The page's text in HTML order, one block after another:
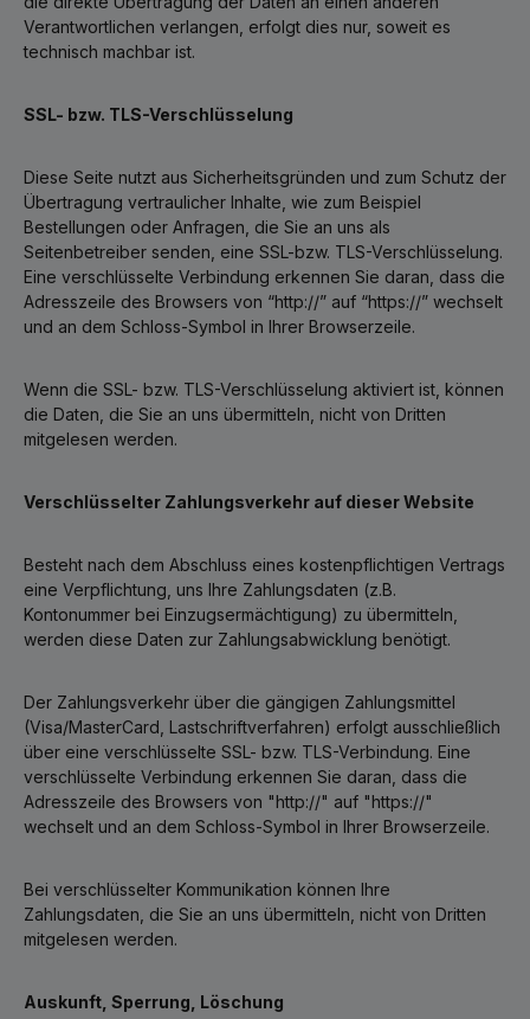
Verantwortlichen verlangen, erfolgt dies nur, soweit es
technisch machbar ist.
SSL- bzw. TLS-Verschlüsselung
Diese Seite nutzt aus Sicherheitsgründen und zum Schutz der
Übertragung vertraulicher Inhalte, wie zum Beispiel
Bestellungen oder Anfragen, die Sie an uns als
Seitenbetreiber senden, eine SSL-bzw. TLS-Verschlüsselung.
Eine verschlüsselte Verbindung erkennen Sie daran, dass die
Adresszeile des Browsers von “http://” auf “https://” wechselt
und an dem Schloss-Symbol in Ihrer Browserzeile.
Wenn die SSL- bzw. TLS-Verschlüsselung aktiviert ist, können
die Daten, die Sie an uns übermitteln, nicht von Dritten
mitgelesen werden.
Verschlüsselter Zahlungsverkehr auf dieser Website
Besteht nach dem Abschluss eines kostenpflichtigen Vertrags
eine Verpflichtung, uns Ihre Zahlungsdaten (z.B.
Kontonummer bei Einzugsermächtigung) zu übermitteln,
werden diese Daten zur Zahlungsabwicklung benötigt.
Der Zahlungsverkehr über die gängigen Zahlungsmittel
(Visa/MasterCard, Lastschriftverfahren) erfolgt ausschließlich
über eine verschlüsselte SSL- bzw. TLS-Verbindung. Eine
verschlüsselte Verbindung erkennen Sie daran, dass die
Adresszeile des Browsers von "http://" auf "https://"
wechselt und an dem Schloss-Symbol in Ihrer Browserzeile.
Bei verschlüsselter Kommunikation können Ihre
Zahlungsdaten, die Sie an uns übermitteln, nicht von Dritten
mitgelesen werden.
Auskunft, Sperrung, Löschung